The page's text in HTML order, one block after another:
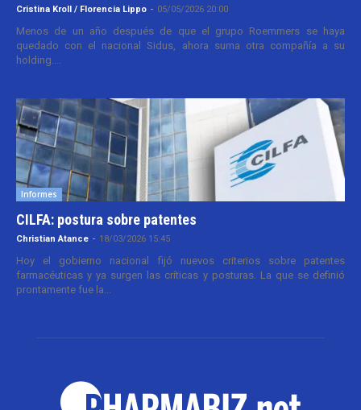
Cristina Kroll / Florencia Lippo - 05/05/2026 20:00
Menos de un año después de que el grupo Roemmers se haya
quedado con el nacional Sidus, ahora suma otra compañía a su
holding....
Informes
CILFA: postura sobre patentes
Christian Atance - 18/03/2026 15:45
Hoy el gobierno nacional fijó nuevos criterios sobre patentes
farmacéuticas y ya surgen las críticas y posturas. La que se definió
prontamente fue la...